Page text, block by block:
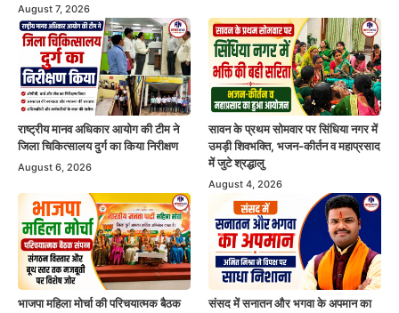
August 7, 2026
राष्ट्रीय मानव अधिकार आयोग की टीम ने
जिला चिकित्सालय दुर्ग का किया निरीक्षण
August 6, 2026
सावन के प्रथम सोमवार पर सिंधिया नगर में
उमड़ी शिवभक्ति, भजन-कीर्तन व महाप्रसाद
में जुटे श्रद्धालु
August 4, 2026
भाजपा महिला मोर्चा की परिचयात्मक बैठक
संसद में सनातन और भगवा के अपमान का